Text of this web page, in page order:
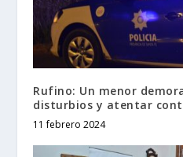
Rufino: Un menor
disturbios y atentar
11 febrero 2024